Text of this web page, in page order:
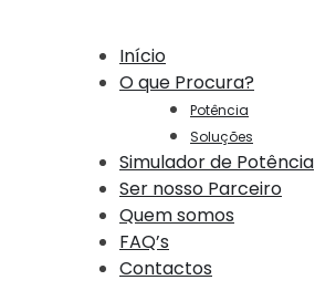
Início
O que Procura?
Potência
Soluções
Simulador de Potência
Ser nosso Parceiro
Quem somos
FAQ’s
Contactos